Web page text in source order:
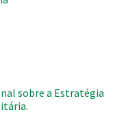
sobre a Estratégia